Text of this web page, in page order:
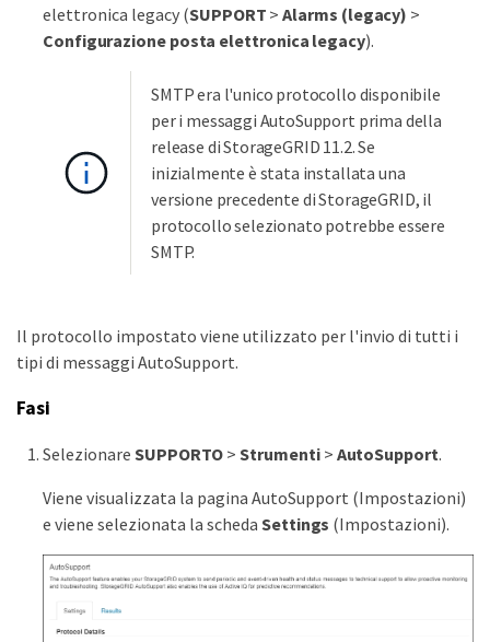
elettronica legacy (SUPPORT >Alarms (legacy) >
Configurazione posta elettronica legacy).
SMTP era l'unico protocollo disponibile
per i messaggi AutoSupport prima della
release di StorageGRID 11.2. Se
inizialmente è stata installata una
versione precedente di StorageGRID, il
protocollo selezionato potrebbe essere
SMTP.
Il protocollo impostato viene utilizzato per l'invio di tutti i
tipi di messaggi AutoSupport.
Fasi
Selezionare SUPPORTO >Strumenti> AutoSupport.
Viene visualizzata la pagina AutoSupport (Impostazioni)
e viene selezionata la scheda Settings (Impostazioni).